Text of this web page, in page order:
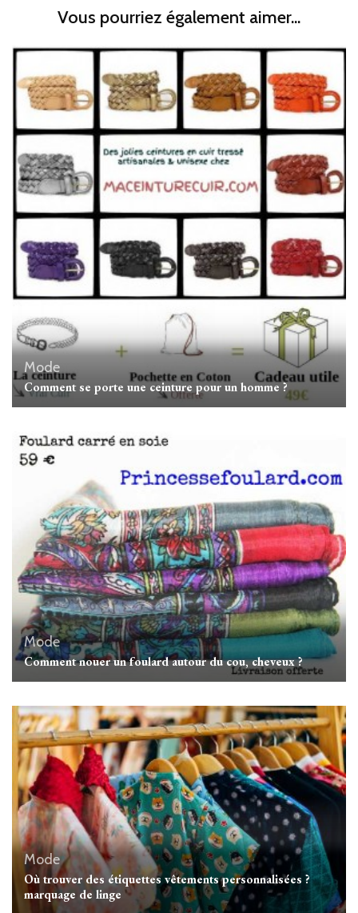
Vous pourriez également aimer...
Mode
Comment se porte une ceinture pour un homme ?
Mode
Comment nouer un foulard autour du cou, cheveux ?
Mode
Où trouver des étiquettes vêtements personnalisées ?
marquage de linge